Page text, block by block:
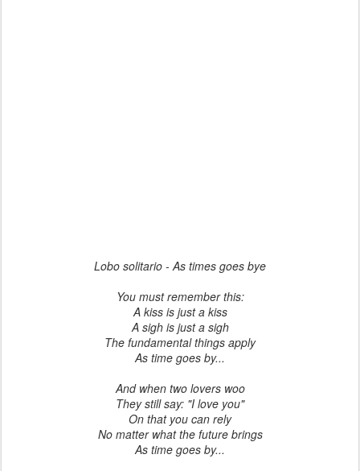
Lobo solitario - As times goes bye
You must remember this:
A kiss is just a kiss
A sigh is just a sigh
The fundamental things apply
As time goes by...
And when two lovers woo
They still say: "I love you"
On that you can rely
No matter what the future brings
As time goes by...